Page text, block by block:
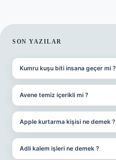
SIDEBAR
SON YAZILAR
Kumru kuşu biti insana geçer mi ?
Avene temiz içerikli mi ?
Apple kurtarma kişisi ne demek ?
Adli kalem işleri ne demek ?